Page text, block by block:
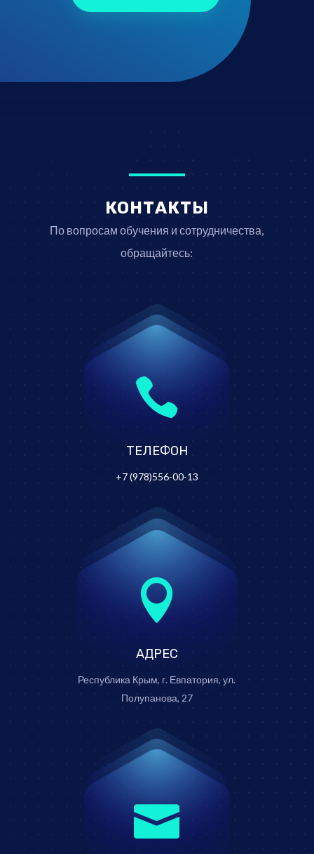
КОНТАКТЫ
По вопросам обучения и сотрудничества,
обращайтесь:

ТЕЛЕФОН
+7 (978)556-00-13

АДРЕС
Республика Крым, г. Евпатория, ул.
Полупанова, 27
